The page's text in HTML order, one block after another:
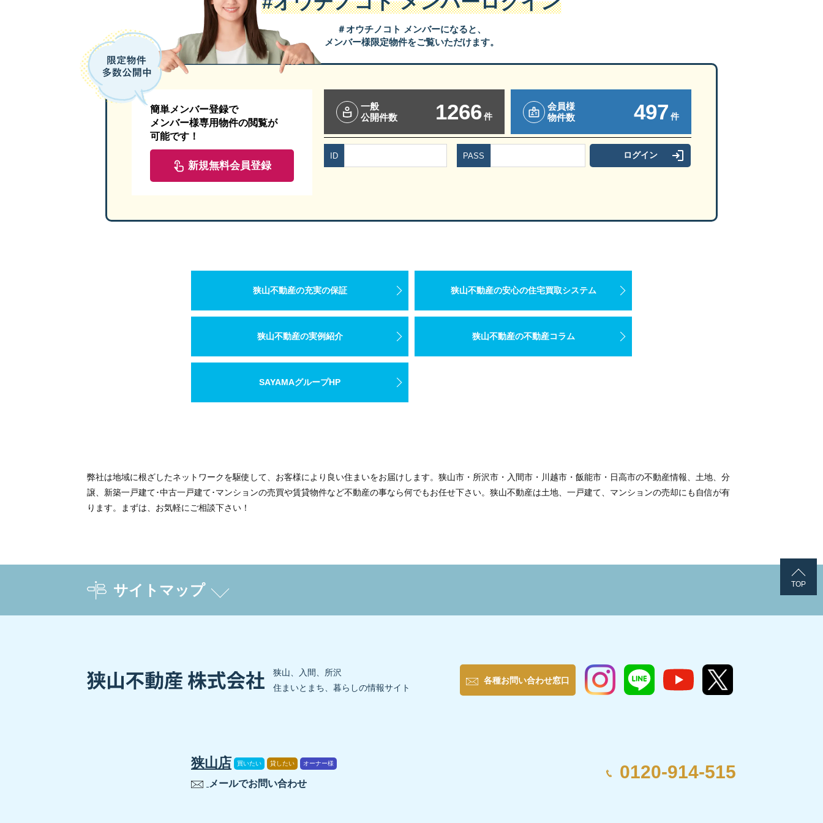
ライブ配信セミナーが視聴できます。
会場参加の方は、ご来場にてご参加ください。
税理士が見た！不動産経営のリスクと対策
２０２４年６月３０日（ ）１０：００～１２：００【 ご参加ありがとうございました 】
会場 ： 狭山市産業労働センター ２Ｆ 『 異業種交流スペース 』
狭山市駅から徒歩３分
セミナーのお申込み・お問い合わせは
＃オウチノコト メンバーになると、
メンバー様限定物件をご覧いただけます。
簡単メンバー登録で
メンバー様専用物件の閲覧が
可能です！
新規無料会員登録
一般
公開件数
1266件
会員様
物件数
497 件
ID PASS
狭山不動産の充実の保証 狭山不動産の安心の住宅買取システム
狭山不動産の実例紹介 狭山不動産の不動産コラム
SAYAMAグループHP
弊社は地域に根ざしたネットワークを駆使して、お客様により良い住まいをお届けします。狭山市・所沢市・入間市・川越市・飯能市・日高市の不動産情報、土地、分
譲、新築一戸建て･中古一戸建て･マンションの売買や賃貸物件など不動産の事なら何でもお任せ下さい。狭山不動産は土地、一戸建て、マンションの売却にも自信が有
ります。まずは、お気軽にご相談下さい！
TOP
サイトマップ
狭山、入間、所沢
住まいとまち、暮らしの情報サイト
各種お問い合わせ窓口
狭山店 買いたい 貸したい オーナー様
メールでお問い合わせ
0120-914-515